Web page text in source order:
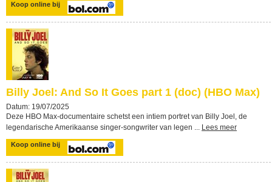
Koop online bij
Billy Joel: And So It Goes part 1 (doc) (HBO Max)
Datum: 19/07/2025
Deze HBO Max-documentaire schetst een intiem portret van Billy Joel, de
legendarische Amerikaanse singer-songwriter van legen ... Lees meer
Koop online bij